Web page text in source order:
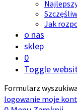
Jak
o nas
sklep
0
Toggle
Formularz
logowanie moje